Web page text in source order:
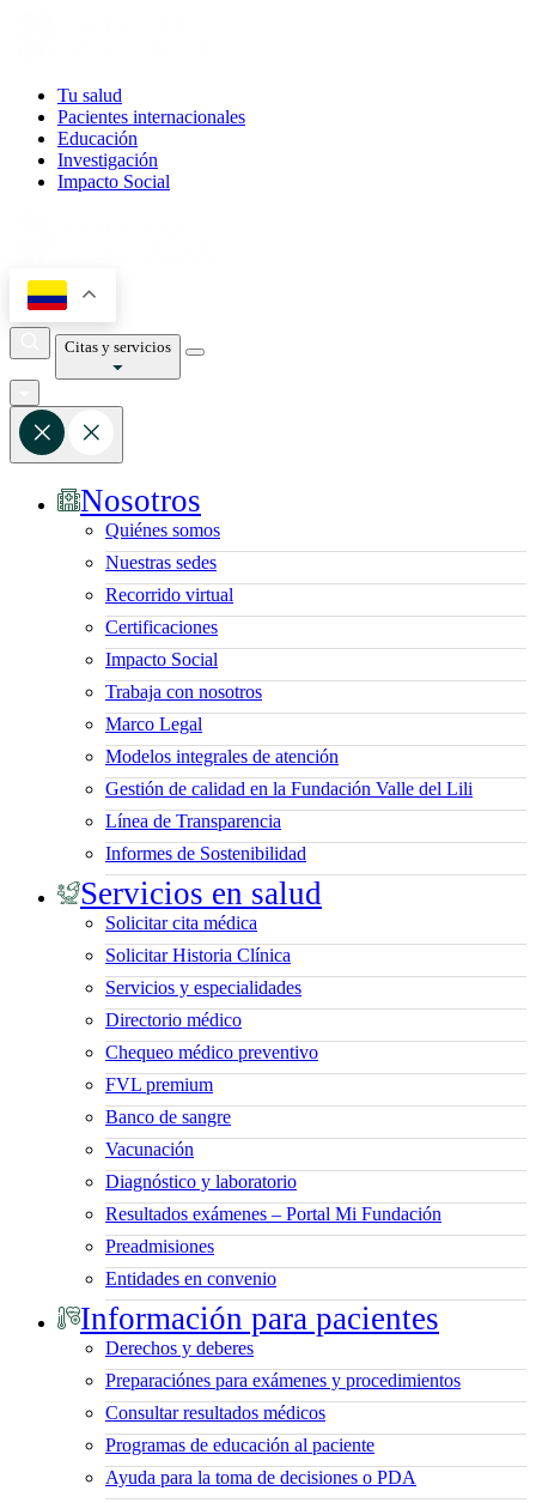
Tu salud
Pacientes internacionales
Educación
Investigación
Impacto Social
Citas y servicios
Nosotros
Quiénes somos
Nuestras sedes
Recorrido virtual
Certificaciones
Impacto Social
Trabaja con nosotros
Marco Legal
Modelos integrales de atención
Gestión de calidad en la Fundación Valle del Lili
Línea de Transparencia
Informes de Sostenibilidad
Servicios en salud
Solicitar cita médica
Solicitar Historia Clínica
Servicios y especialidades
Directorio médico
Chequeo médico preventivo
FVL premium
Banco de sangre
Vacunación
Diagnóstico y laboratorio
Resultados exámenes – Portal Mi Fundación
Preadmisiones
Entidades en convenio
Información para pacientes
Derechos y deberes
Preparaciónes para exámenes y procedimientos
Consultar resultados médicos
Programas de educación al paciente
Ayuda para la toma de decisiones o PDA